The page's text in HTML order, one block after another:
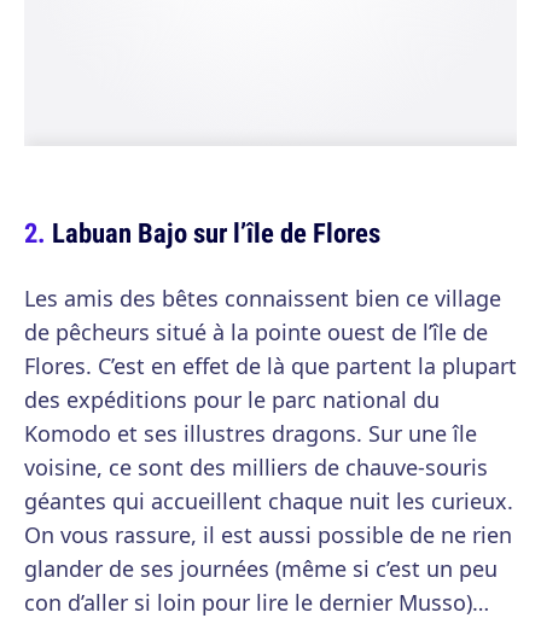
Labuan Bajo sur l’île de Flores
Les amis des bêtes connaissent bien ce village
de pêcheurs situé à la pointe ouest de l’île de
Flores. C’est en effet de là que partent la plupart
des expéditions pour le parc national du
Komodo et ses illustres dragons. Sur une île
voisine, ce sont des milliers de chauve-souris
géantes qui accueillent chaque nuit les curieux.
On vous rassure, il est aussi possible de ne rien
glander de ses journées (même si c’est un peu
con d’aller si loin pour lire le dernier Musso)…